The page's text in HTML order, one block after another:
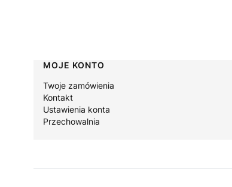
Linki w stopce
MOJE KONTO
Twoje zamówienia
Kontakt
Ustawienia konta
Przechowalnia